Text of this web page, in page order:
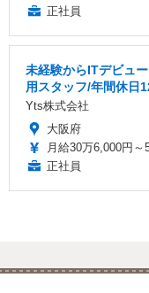
正社員
未経験からITデビュ
用スタッフ/年間休日
Yts株式会社
大阪府
月給30万6,000円～
正社員